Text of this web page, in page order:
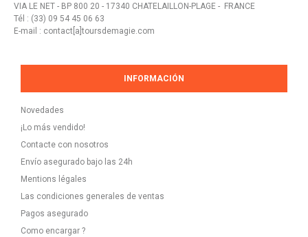
VIA LE NET - BP 800 20 - 17340 CHATELAILLON-PLAGE - FRANCE
Tél : (33) 09 54 45 06 63
E-mail : contact[a]toursdemagie.com
INFORMACIÓN
Novedades
¡Lo más vendido!
Contacte con nosotros
Envío asegurado bajo las 24h
Mentions légales
Las condiciones generales de ventas
Pagos asegurado
Como encargar ?